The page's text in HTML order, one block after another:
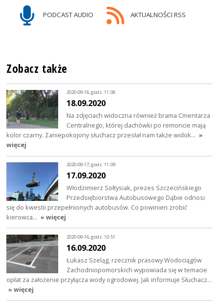
PODCAST AUDIO AKTUALNOŚCI RSS
Zobacz także
2020-09-18, godz. 11:08
18.09.2020
Na zdjęciach widoczna również brama Cmentarza
Centralnego, której dachówki po remoncie mają
kolor czarny. Zaniepokojony słuchacz przesłał nam także widok… »
więcej
2020-09-17, godz. 11:09
17.09.2020
Włodzimierz Sołtysiak, prezes Szczecińskiego
Przedsiębiorstwa Autobusowego Dąbie odnosi
się do kwestii przepełnionych autobusów. Co powinien zrobić
kierowca… » więcej
2020-09-16, godz. 10:51
16.09.2020
Łukasz Szeląg, rzecznik prasowy Wodociągów
Zachodniopomorskich wypowiada się w temacie
opłat za założenie przyłącza wody ogrodowej. Jak informuje Słuchacz…
» więcej